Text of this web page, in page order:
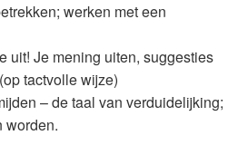
werken met een
uit! Je mening uiten, suggesties
tactvolle wijze)
– de taal van verduidelijking;
worden.